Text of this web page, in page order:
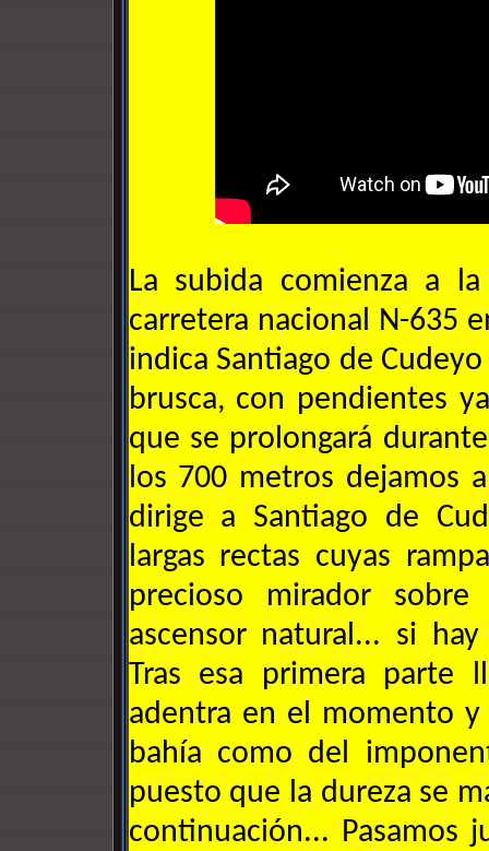
La subida comienza a
carretera nacional N-635
indica Santiago de
brusca, con pendientes
que se prolongará
los 700 metros dejamos
dirige a Santiago de
largas rectas cuyas
precioso mirador
ascensor natural... si
Tras esa primera parte
adentra en el momento
bahía como del
puesto que la dureza se
continuación... Pasamos